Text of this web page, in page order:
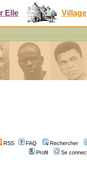
Elle Village
RSS FAQ
Rechercher
Profil
Se